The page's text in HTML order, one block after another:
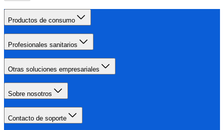
Productos de consumo
Profesionales sanitarios
Otras soluciones empresariales
Sobre nosotros
Contacto de soporte